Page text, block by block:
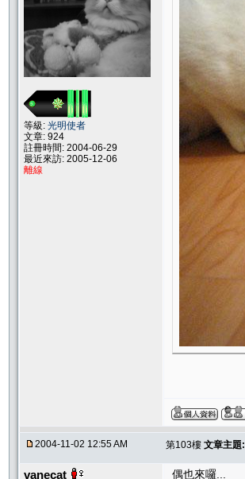
等級: 光明使者
文章: 924
註冊時間: 2004-06-29
最近來訪: 2005-12-06
離線
2004-11-02 12:55 AM 第103樓 文章主題:
vanecat 偶也來囉...